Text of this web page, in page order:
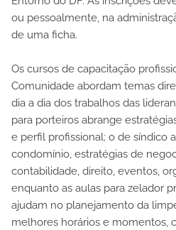
ou pessoalmente, na
de uma ficha.
Os cursos de capacitação
Comunidade abordam temas
dia a dia dos trabalhos das
para porteiros abrange
e perfil profissional; o de síndico
condomínio, estratégias de
contabilidade, direito, eventos,
enquanto as aulas para zelador
ajudam no planejamento da
melhores horários e momentos,